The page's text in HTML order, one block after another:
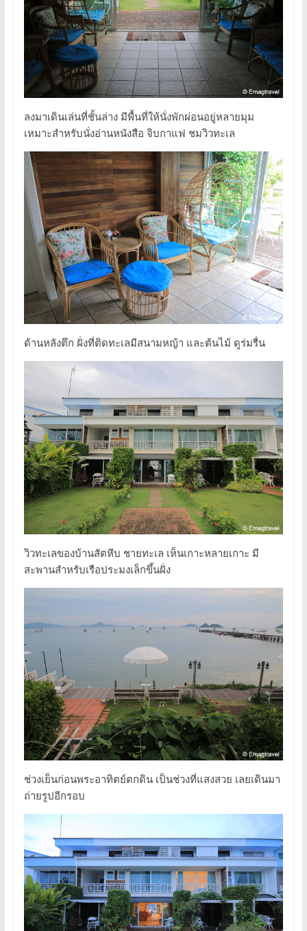
ลงมาเดินเล่นที่ชั้นล่าง มีพื้นที่ให้นั่งพักผ่อนอยู่หลายมุม
เหมาะสำหรับนั่งอ่านหนังสือ จิบกาแฟ ชมวิวทะเล
ด้านหลังตึก ฝั่งที่ติดทะเลมีสนามหญ้า และต้นไม้ ดูร่มรื่น
วิวทะเลของบ้านสัตหีบ ชายทะเล เห็นเกาะหลายเกาะ มี
สะพานสำหรับเรือประมงเล็กขึ้นฝั่ง
ช่วงเย็นก่อนพระอาทิตย์ตกดิน เป็นช่วงที่แสงสวย เลยเดินมา
ถ่ายรูปอีกรอบ